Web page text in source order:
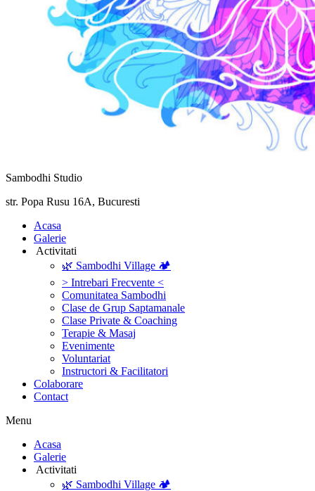
Sambodhi Studio
str. Popa Rusu 16A, Bucuresti
‎Acasa
Galerie
‎ ‎Activitati‎
🌿 Sambodhi Village 🏕️
> Intrebari Frecvente <
Comunitatea Sambodhi
Clase de Grup Saptamanale
Clase Private & Coaching
Terapie & Masaj
‎Evenimente
Voluntariat
‏‏‎Instructori & Facilitatori
Colaborare
Contact
Menu
‎Acasa
Galerie
‎ ‎Activitati‎
🌿 Sambodhi Village 🏕️